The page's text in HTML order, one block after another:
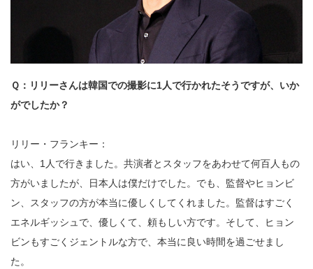
Ｑ：リリーさんは韓国での撮影に1人で行かれたそうですが、いか
がでしたか？
リリー・フランキー：
はい、1人で行きました。共演者とスタッフをあわせて何百人もの
方がいましたが、日本人は僕だけでした。でも、監督やヒョンビ
ン、スタッフの方が本当に優しくしてくれました。監督はすごく
エネルギッシュで、優しくて、頼もしい方です。そして、ヒョン
ビンもすごくジェントルな方で、本当に良い時間を過ごせまし
た。